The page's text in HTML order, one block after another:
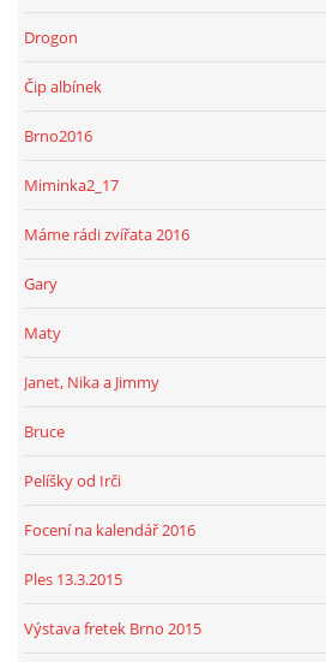
Drogon
Čip albínek
Brno2016
Miminka2_17
Máme rádi zvířata 2016
Gary
Maty
Janet, Nika a Jimmy
Bruce
Pelíšky od Irči
Focení na kalendář 2016
Ples 13.3.2015
Výstava fretek Brno 2015